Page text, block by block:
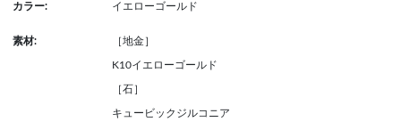
カラー: イエローゴールド
素材: ［地金］
K10イエローゴールド
［石］
キュービックジルコニア